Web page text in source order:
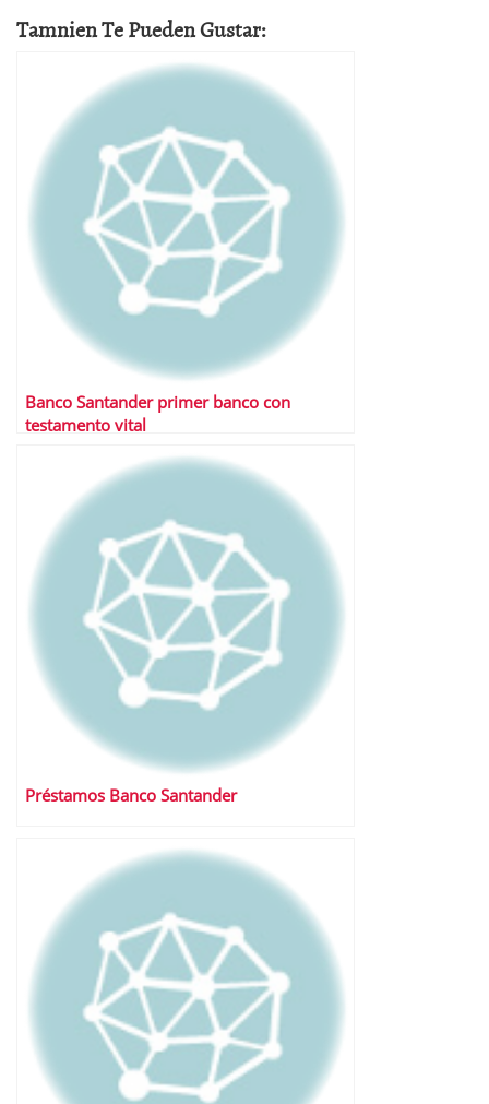
Tamnien Te Pueden Gustar:
Banco Santander primer banco con
testamento vital
Préstamos Banco Santander